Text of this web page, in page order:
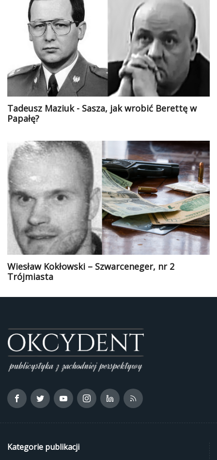
Tadeusz Maziuk - Sasza, jak wrobić Berettę w
Papałę?
Wiesław Kokłowski – Szwarceneger, nr 2
Trójmiasta
Kategorie publikacji